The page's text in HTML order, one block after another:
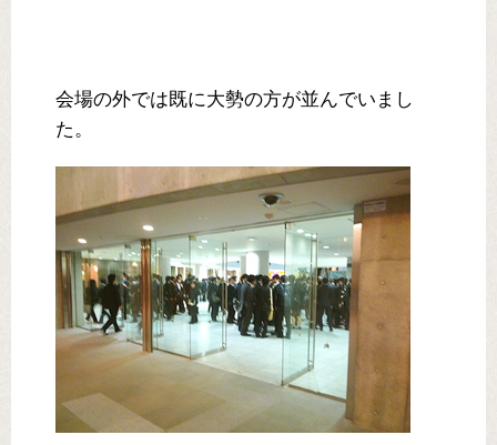
会場の外では既に大勢の方が並んでいまし
た。